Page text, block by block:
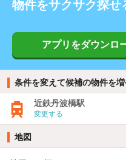
物件をサクサク探せ
アプリをダウンロ
条件を変えて候補の物件を増
近鉄丹波橋駅
変更する
地図